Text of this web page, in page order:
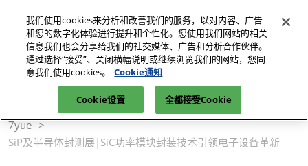
2026年10月27-29日
深圳国际会展中心（宝安）
参观登记 立即订阅
媒体中心
电子展|电子设备展-行业小百科-NEPCON ASIA
7yue
SiP及半导体封测展|SiC功率模块封装技术引领电子设备革新
我们使用cookies来分析和改善我们的服务，以对内容、广告
和您的数字化体验进行提升和个性化。您使用我们网站的相关
信息我们也会分享给我们的社交媒体、广告和分析合作伙伴。
通过选择“接受”、关闭横幅说明或继续浏览我们的网站，您同
意我们使用cookies。
Cookie通知
Cookie设置 全都接受Cookie